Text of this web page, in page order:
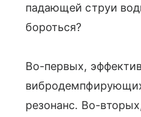
падающей струи
бороться?
Во-первых,
резонанс. Во-